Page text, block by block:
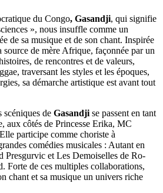
du Congo, Gasandji, qui signifie
», nous insuffle comme un
de sa musique et de son chant. Inspirée
source de mère Afrique, façonnée par un
de rencontres et de valeurs,
traversant les styles et les époques,
sa démarche artistique est avant tout
scéniques de Gasandji se passent en tant
aux côtés de Princesse Erika, MC
participe comme choriste à
comédies musicales : Autant en
Presgurvic et Les Demoiselles de Ro-
Forte de ces multiples collaborations,
chant et sa musique un univers riche